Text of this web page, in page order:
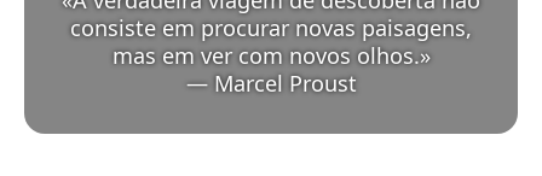
consiste em procurar novas paisagens,
mas em ver com novos olhos. »
— Marcel Proust